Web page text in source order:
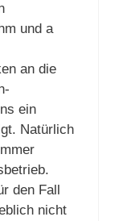
und a
an die
ein
Natürlich
den Fall
nicht